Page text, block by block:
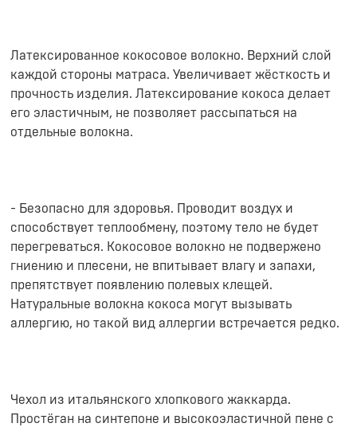
Латексированное кокосовое волокно. Верхний слой
каждой стороны матраса. Увеличивает жёсткость и
прочность изделия. Латексирование кокоса делает
его эластичным, не позволяет рассыпаться на
отдельные волокна.
- Безопасно для здоровья. Проводит воздух и
способствует теплообмену, поэтому тело не будет
перегреваться. Кокосовое волокно не подвержено
гниению и плесени, не впитывает влагу и запахи,
препятствует появлению полевых клещей.
Натуральные волокна кокоса могут вызывать
аллергию, но такой вид аллергии встречается редко.
Чехол из итальянского хлопкового жаккарда.
Простёган на синтепоне и высокоэластичной пене с